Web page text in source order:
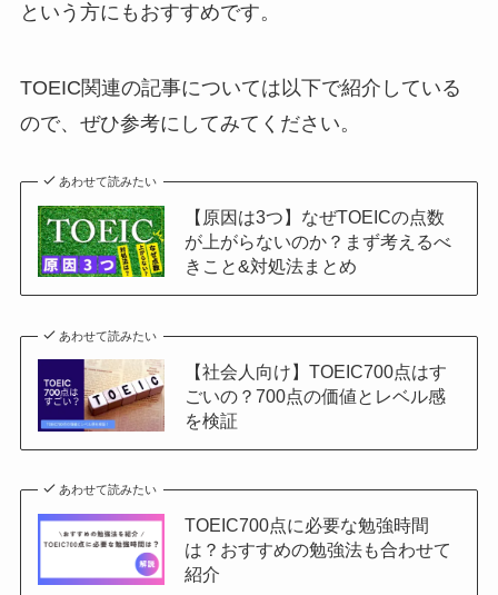
という方にもおすすめです。
TOEIC関連の記事については以下で紹介している
ので、ぜひ参考にしてみてください。
あわせて読みたい
【原因は3つ】なぜTOEICの点数
が上がらないのか？まず考えるべ
きこと&対処法まとめ
あわせて読みたい
【社会人向け】TOEIC700点はす
ごいの？700点の価値とレベル感
を検証
あわせて読みたい
TOEIC700点に必要な勉強時間
は？おすすめの勉強法も合わせて
紹介